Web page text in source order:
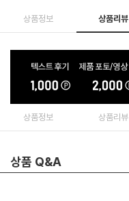
상품정보 상품리뷰
상품정보 상품리뷰
상품 Q&A